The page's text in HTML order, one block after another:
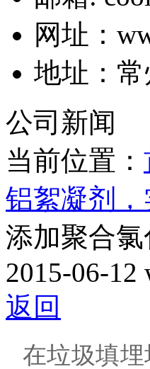
网址：
地址：
公司新闻
当前位置：
铝絮凝剂
添加聚合
2015-06-12
返回
在垃圾填